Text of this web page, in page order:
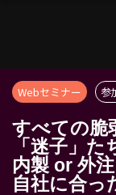
Webセミナー 参
すべての脆
「迷子」た
内製 or 外
自社に合っ